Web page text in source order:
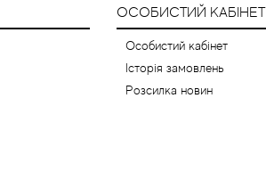
ОСОБИСТИЙ КАБІНЕТ
Особистий кабінет
Історія замовлень
Розсилка новин